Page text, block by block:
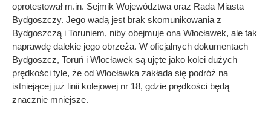
oprotestował m.in. Sejmik Województwa oraz Rada Miasta
Bydgoszczy. Jego wadą jest brak skomunikowania z
Bydgoszczą i Toruniem, niby obejmuje ona Włocławek, ale tak
naprawdę dalekie jego obrzeża. W oficjalnych dokumentach
Bydgoszcz, Toruń i Włocławek są ujęte jako kolei dużych
prędkości tyle, że od Włocławka zakłada się podróż na
istniejącej już linii kolejowej nr 18, gdzie prędkości będą
znacznie mniejsze.